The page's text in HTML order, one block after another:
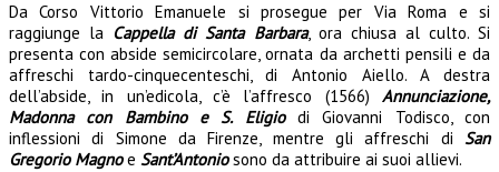
Da Corso Vittorio Emanuele si prosegue per Via Roma e si
raggiunge la Cappella di Santa Barbara, ora chiusa al culto. Si
presenta con abside semicircolare, ornata da archetti pensili e da
affreschi tardo-cinquecenteschi, di Antonio Aiello. A destra
dell’abside, in un’edicola, c’è l’affresco (1566) Annunciazione,
Madonna con Bambino e S. Eligio di Giovanni Todisco, con
inflessioni di Simone da Firenze, mentre gli affreschi di San
Gregorio Magnoe Sant’Antoniosono da attribuire ai suoi allievi.